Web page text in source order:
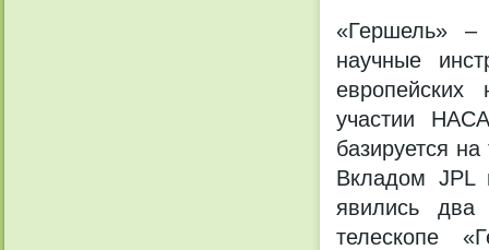
«Гершель» –
научные
европейских
участии
базируется
Вкладом JPL
явились два
телескопе